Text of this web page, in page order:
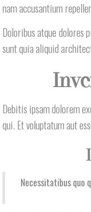
nam accusantium
Doloribus atque dolores
sunt quia aliquid
Debitis ipsam dolorem
qui. Et voluptatum aut
Necessitatibus quo